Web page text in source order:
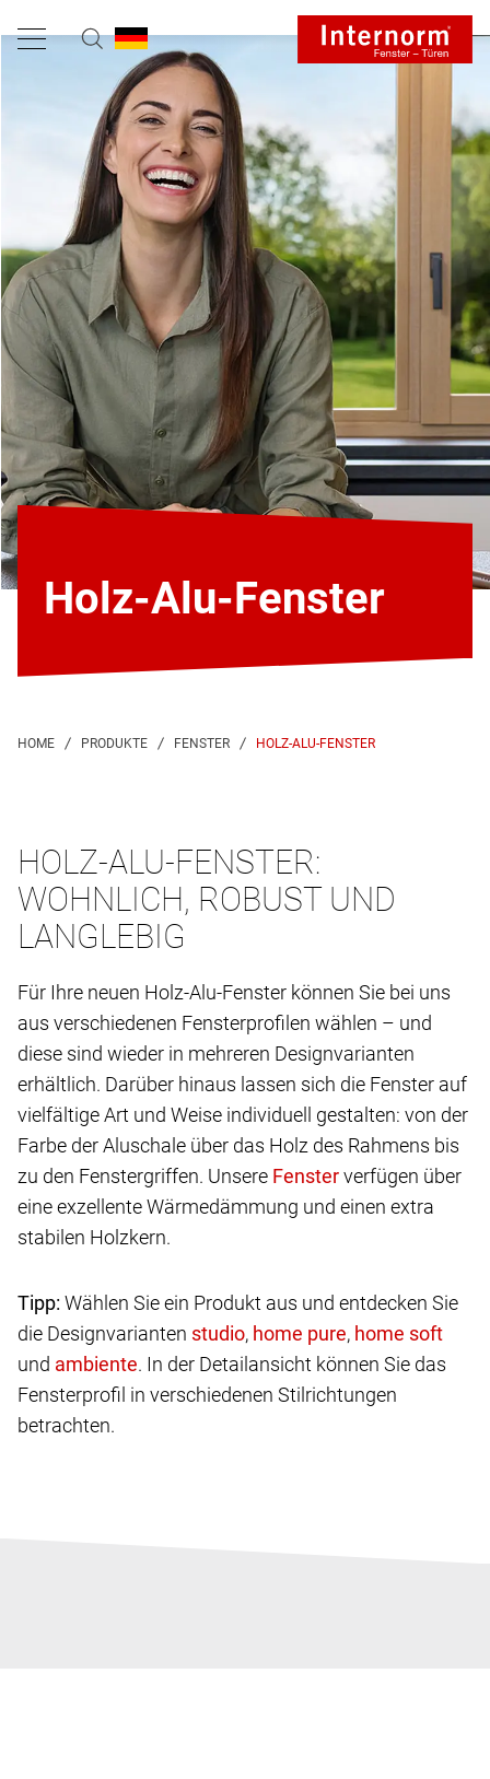
Holz-Alu-Fenster
HOLZ-ALU-FENSTER
HOLZ-ALU-FENSTER:
WOHNLICH, ROBUST UND
LANGLEBIG
Für Ihre neuen Holz-Alu-Fenster können Sie bei uns
aus verschiedenen Fensterprofilen wählen – und
diese sind wieder in mehreren Designvarianten
erhältlich. Darüber hinaus lassen sich die Fenster auf
vielfältige Art und Weise individuell gestalten: von der
Farbe der Aluschale über das Holz des Rahmens bis
zu den Fenstergriffen. Unsere
verfügen über
eine exzellente Wärmedämmung und einen extra
stabilen Holzkern.
Tipp: Wählen Sie ein Produkt aus und entdecken Sie
die Designvarianten
,
,
und
. In der Detailansicht können Sie das
Fensterprofil in verschiedenen Stilrichtungen
betrachten.